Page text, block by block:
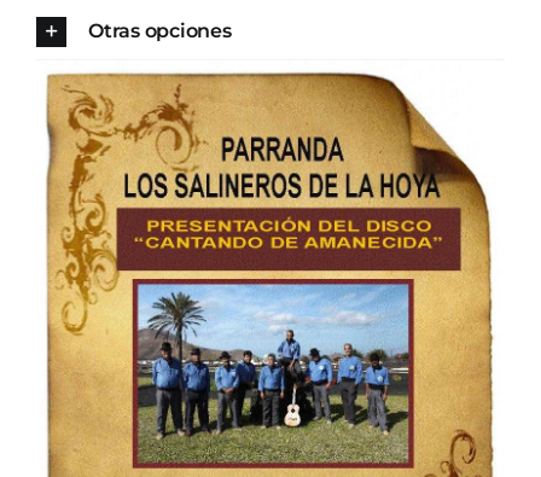
AYUNTAMIENTO
TURISMO
CONTACTO
Otras opciones